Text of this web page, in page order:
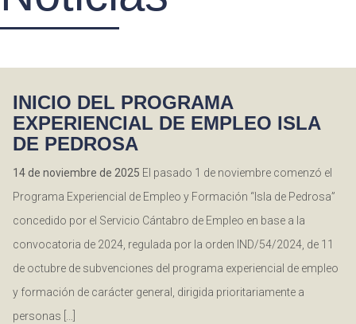
INICIO DEL PROGRAMA
EXPERIENCIAL DE EMPLEO ISLA
DE PEDROSA
14 de noviembre de 2025 El pasado 1 de noviembre comenzó el
Programa Experiencial de Empleo y Formación “Isla de Pedrosa”
concedido por el Servicio Cántabro de Empleo en base a la
convocatoria de 2024, regulada por la orden IND/54/2024, de 11
de octubre de subvenciones del programa experiencial de empleo
y formación de carácter general, dirigida prioritariamente a
personas […]